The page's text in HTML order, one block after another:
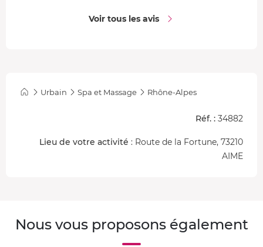
Voir tous les avis
Urbain Spa et Massage Rhône-Alpes
Réf. : 34882
Lieu de votre activité : Route de la Fortune, 73210
AIME
Nous vous proposons également